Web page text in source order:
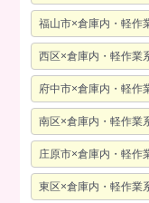
福山市×倉庫内・軽作
西区×倉庫内・軽作業
府中市×倉庫内・軽作
南区×倉庫内・軽作業
庄原市×倉庫内・軽作
東区×倉庫内・軽作業